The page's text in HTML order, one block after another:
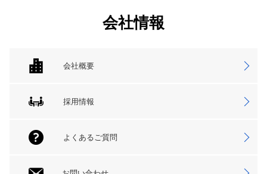
会社情報
会社概要
採用情報
よくあるご質問